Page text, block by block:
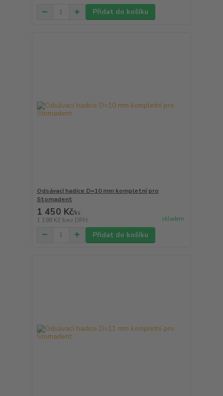
Přidat do košíku
Odsávací hadice D=10 mm kompletní pro
Stomadent
1 450 Kč/ks
1 198 Kč bez DPH skladem
Přidat do košíku